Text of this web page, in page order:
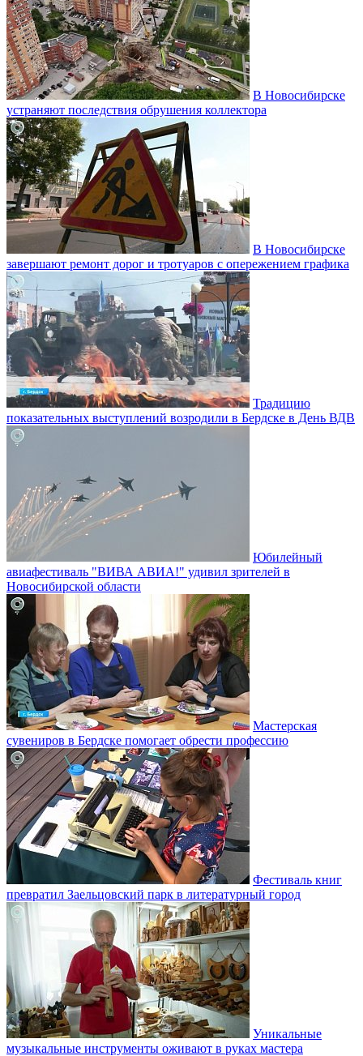
В Новосибирске
устраняют последствия обрушения коллектора
В Новосибирске
завершают ремонт дорог и тротуаров с опережением графика
Традицию
показательных выступлений возродили в Бердске в День ВДВ
Юбилейный
авиафестиваль "ВИВА АВИА!" удивил зрителей в
Новосибирской области
Мастерская
сувениров в Бердске помогает обрести профессию
Фестиваль книг
превратил Заельцовский парк в литературный город
Уникальные
музыкальные инструменты оживают в руках мастера